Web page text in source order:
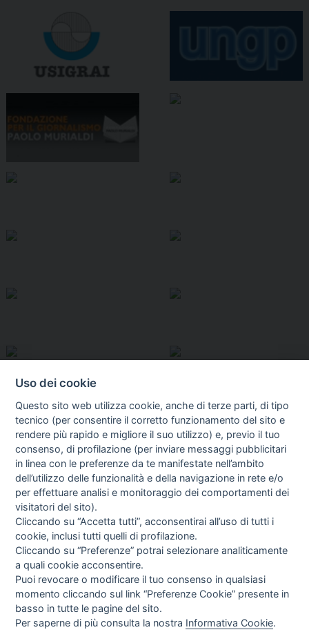
I libri Vedi tutti
Uso dei cookie
Questo sito web utilizza cookie, anche di terze parti, di tipo
tecnico (per consentire il corretto funzionamento del sito e
rendere più rapido e migliore il suo utilizzo) e, previo il tuo
consenso, di profilazione (per inviare messaggi pubblicitari
in linea con le preferenze da te manifestate nell’ambito
dell’utilizzo delle funzionalità e della navigazione in rete e/o
per effettuare analisi e monitoraggio dei comportamenti dei
visitatori del sito).
Cliccando su “Accetta tutti”, acconsentirai all’uso di tutti i
cookie, inclusi tutti quelli di profilazione.
Cliccando su “Preferenze” potrai selezionare analiticamente
a quali cookie acconsentire.
Puoi revocare o modificare il tuo consenso in qualsiasi
momento cliccando sul link “Preferenze Cookie” presente in
basso in tutte le pagine del sito.
Per saperne di più consulta la nostra Informativa Cookie.